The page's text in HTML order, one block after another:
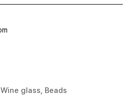
glass, Beads